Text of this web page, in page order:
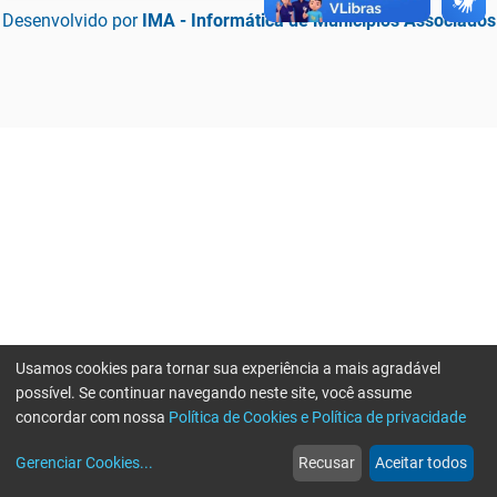
Desenvolvido por IMA - Informática de Municípios Associados
web
Notícias
more_horiz
Mais
Usamos cookies para tornar sua experiência a mais agradável
possível. Se continuar navegando neste site, você assume
concordar com nossa Política de Cookies e Política de privacidade
Gerenciar Cookies... Recusar Aceitar todos
Erro ao enviar informações, por favor tente novamente